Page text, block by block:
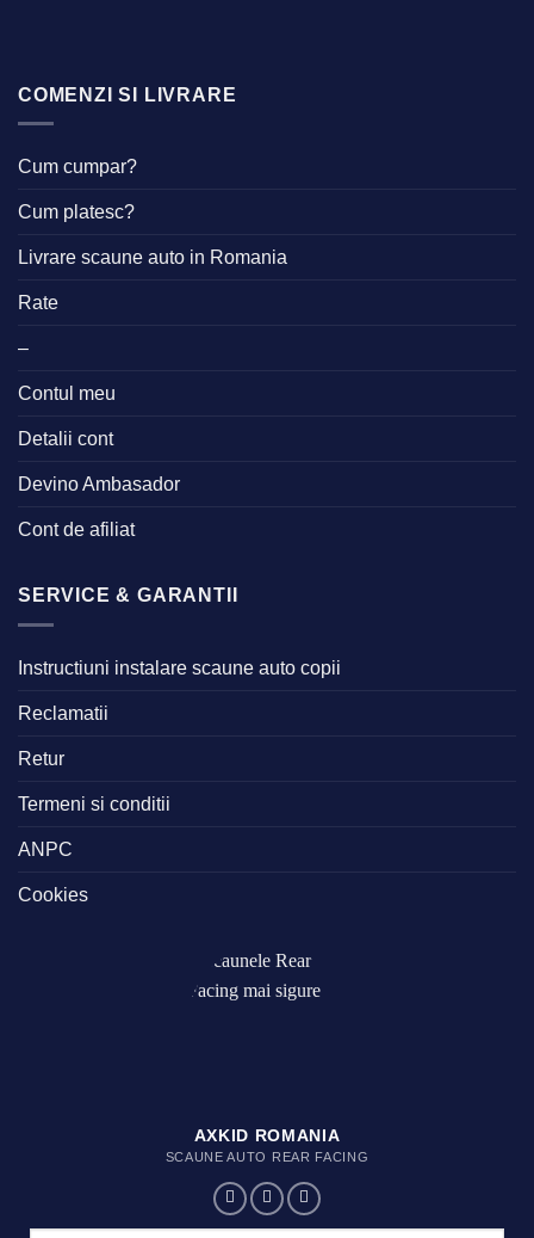
COMENZI SI LIVRARE
Cum cumpar?
Cum platesc?
Livrare scaune auto in Romania
Rate
–
Contul meu
Detalii cont
Devino Ambasador
Cont de afiliat
SERVICE & GARANTII
Instructiuni instalare scaune auto copii
Reclamatii
Retur
Termeni si conditii
ANPC
Cookies
AXKID ROMANIA
SCAUNE AUTO REAR FACING